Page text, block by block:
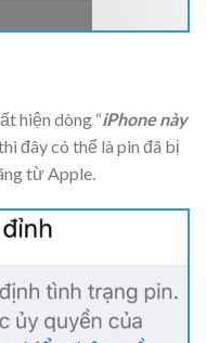
hiện dòng “iPhone này
đây có thể là pin đã bị
từ Apple.